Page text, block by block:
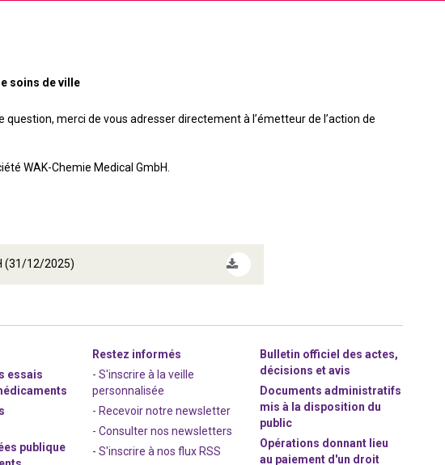
soins de ville
merci de vous adresser directement à l’émetteur de l’action de
WAK-Chemie Medical GmbH.
(31/12/2025)
essais
publique
Restez informés
- S'inscrire à la veille
personnalisée
- Recevoir notre newsletter
- Consulter nos newsletters
-S'inscrire à nos flux RSS
Bulletin officiel des actes,
décisions et avis
Documents administratifs
mis à la disposition du
public
Opérations donnant lieu
au paiement d'un droit